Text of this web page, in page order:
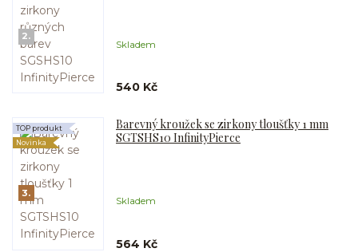
2.
Skladem
540 Kč
3.
Barevný kroužek se zirkony tloušťky 1 mm
SGTSHS10 InfinityPierce
Skladem
TOP produkt
Novinka
564 Kč